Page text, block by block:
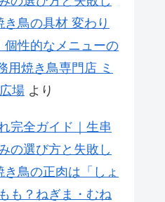
き鳥の具材 変わり
性的なメニューの
用焼き鳥専門店 ミ
場 より
完全ガイド｜生串
の選び方と失敗し
き鳥の正肉は「しょ
も？ねぎま・むね